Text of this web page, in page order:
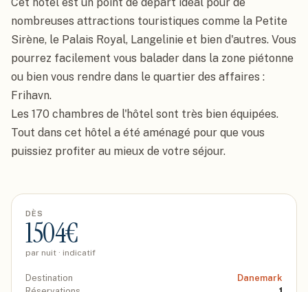
nombreuses attractions touristiques comme la Petite
Sirène, le Palais Royal, Langelinie et bien d'autres. Vous
pourrez facilement vous balader dans la zone piétonne
ou bien vous rendre dans le quartier des affaires :
Frihavn.
Les 170 chambres de l'hôtel sont très bien équipées.
Tout dans cet hôtel a été aménagé pour que vous
puissiez profiter au mieux de votre séjour.
DÈS
1504€
par nuit · indicatif
Destination
Danemark